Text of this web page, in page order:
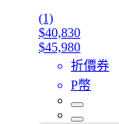
(1)
$40,830
$45,980
折價券
P幣